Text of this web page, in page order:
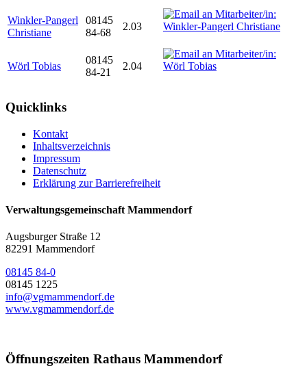
Winkler-Pangerl
Christiane
08145
84-68
2.03
Wörl Tobias
08145
84-21
2.04
Quicklinks
Kontakt
Inhaltsverzeichnis
Impressum
Datenschutz
Erklärung zur Barrierefreiheit
Verwaltungsgemeinschaft Mammendorf
Augsburger Straße 12
82291 Mammendorf
08145 84-0
08145 1225
info@vgmammendorf.de
www.vgmammendorf.de
Öffnungszeiten Rathaus Mammendorf